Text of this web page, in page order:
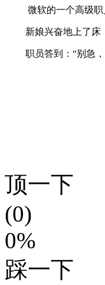
微软的一个高级职
新娘兴奋地上了床，
职员答到：“别急，
顶一下
(0)
0%
踩一下